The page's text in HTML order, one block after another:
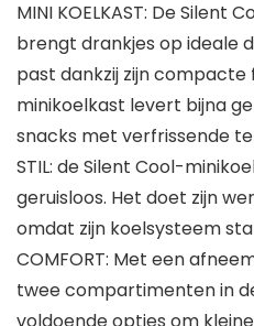
MINI KOELKAST: De Silent
brengt drankjes op ideale
past dankzij zijn
minikoelkast levert bijna
snacks met verfrissende
STIL: de Silent Cool-
geruisloos. Het doet zijn
omdat zijn koelsysteem
COMFORT: Met een
twee compartimenten in
voldoende opties om